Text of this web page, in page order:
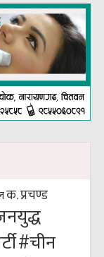
क. प्रचण्ड
#चीन